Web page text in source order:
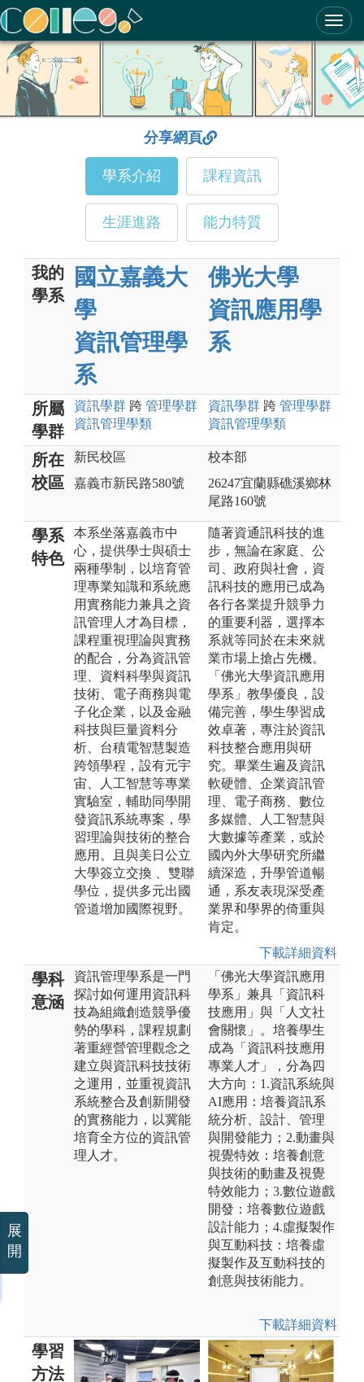
ColleGo! 大學選才與高中育才輔助系統
分享網頁
學系介紹 課程資訊
生涯進路 能力特質
我的
學系
國立嘉義大
學
資訊管理學
系
佛光大學
資訊應用學
系
所屬
學群
資訊學群 跨 管理學群
資訊管理學類
資訊學群 跨 管理學群
資訊管理學類
所在
校區
新民校區
嘉義市新民路580號
校本部
26247宜蘭縣礁溪鄉林
尾路160號
學系
特色
本系坐落嘉義市中
心，提供學士與碩士
兩種學制，以培育管
理專業知識和系統應
用實務能力兼具之資
訊管理人才為目標，
課程重視理論與實務
的配合，分為資訊管
理、資料科學與資訊
技術、電子商務與電
子化企業，以及金融
科技與巨量資料分
析、台積電智慧製造
跨領學程，設有元宇
宙、人工智慧等專業
實驗室，輔助同學開
發資訊系統專案，學
習理論與技術的整合
應用。且與美日公立
大學簽立交換 、雙聯
學位，提供多元出國
管道增加國際視野。
隨著資通訊科技的進
步，無論在家庭、公
司、政府與社會，資
訊科技的應用已成為
各行各業提升競爭力
的重要利器，選擇本
系就等同於在未來就
業市場上搶占先機。
「佛光大學資訊應用
學系」教學優良，設
備完善，學生學習成
效卓著，專注於資訊
科技整合應用與研
究。畢業生遍及資訊
軟硬體、企業資訊管
理、電子商務、數位
多媒體、人工智慧與
大數據等產業，或於
國內外大學研究所繼
續深造，升學管道暢
通，系友表現深受產
業界和學界的倚重與
肯定。
下載詳細資料
學科
意涵
資訊管理學系是一門
探討如何運用資訊科
技為組織創造競爭優
勢的學科，課程規劃
著重經營管理觀念之
建立與資訊科技技術
之運用，並重視資訊
系統整合及創新開發
的實務能力，以冀能
培育全方位的資訊管
理人才。
「佛光大學資訊應用
學系」兼具「資訊科
技應用」與「人文社
會關懷」。培養學生
成為「資訊科技應用
專業人才」，分為四
大方向：1.資訊系統與
AI應用：培養資訊系
統分析、設計、管理
與開發能力；2.動畫與
視覺特效：培養創意
與技術的動畫及視覺
特效能力；3.數位遊戲
開發：培養數位遊戲
設計能力；4.虛擬製作
與互動科技：培養虛
擬製作及互動科技的
創意與技術能力。
下載詳細資料
學習
方法
展
開